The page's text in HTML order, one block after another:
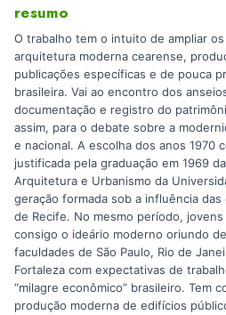
resumo
O trabalho tem o intuito de ampliar
arquitetura moderna cearense,
publicações específicas e de pouca
brasileira. Vai ao encontro dos
documentação e registro do
assim, para o debate sobre a
e nacional. A escolha dos anos 1970
justificada pela graduação em 1969
Arquitetura e Urbanismo da
geração formada sob a influência
de Recife. No mesmo período,
consigo o ideário moderno oriundo
faculdades de São Paulo, Rio de
Fortaleza com expectativas de
“milagre econômico” brasileiro. Tem
produção moderna de edifícios